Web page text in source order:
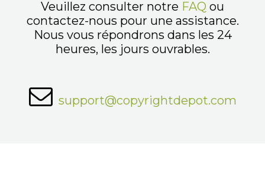
Veuillez consulter notre FAQ ou
contactez-nous pour une assistance.
Nous vous répondrons dans les 24
heures, les jours ouvrables.
support@copyrightdepot.com